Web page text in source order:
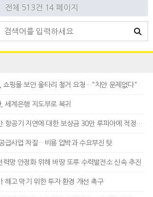
전체 513건 14 페이지
쇼핑몰 보안 울타리 철거 요청…"치안 문제없다"
세계은행 지도부로 복귀
공기 지연에 대한 보상금 30만 루피아에 적정성 제기
급사업 차질…비용 압박과 수요부진 탓
력망 안정화 위해 바땅 또루 수력발전소 신속 추진
해고 막기 위한 투자 환경 개선 촉구